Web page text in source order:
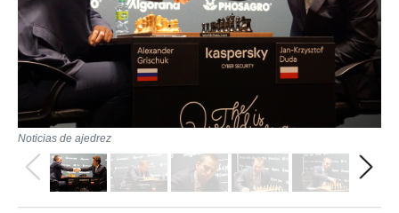
Noticias de ajedrez